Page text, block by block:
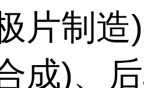
片制造
成)、